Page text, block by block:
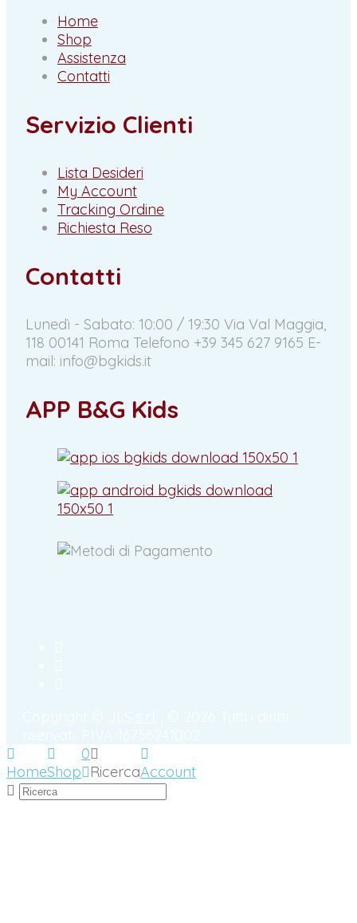
Home
Shop
Assistenza
Contatti
Servizio Clienti
Lista Desideri
My Account
Tracking Ordine
Richiesta Reso
Contatti
Lunedì - Sabato: 10:00 / 19:30 Via Val Maggia,
118 00141 Roma Telefono +39 345 627 9165 E-
mail: info@bgkids.it
APP B&G Kids
HomeShop
0
RicercaAccount